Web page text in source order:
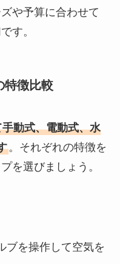
や予算に合わせて
す。
特徴比較
動式、電動式、水
。それぞれの特徴を
を選びましょう。
ブを操作して空気を